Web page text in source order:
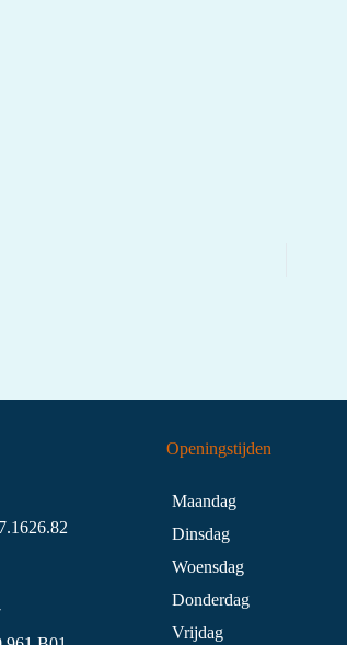
Openingstijden
Maandag
Dinsdag
Woensdag
Donderdag
Vrijdag